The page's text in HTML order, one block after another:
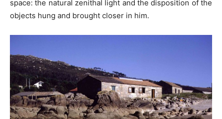
space: the natural zenithal light and the disposition of the
objects hung and brought closer in him.